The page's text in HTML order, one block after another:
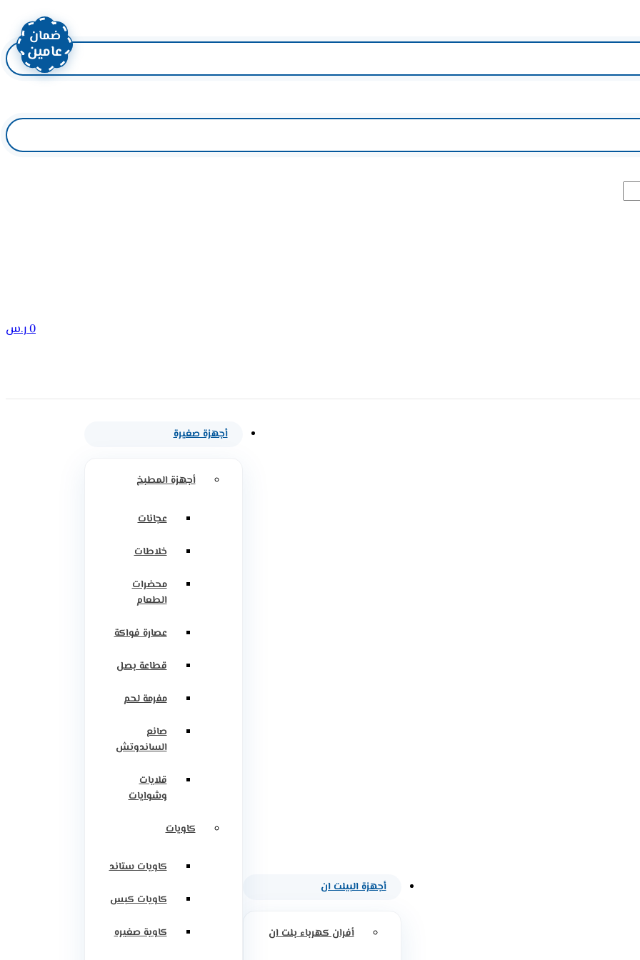
0ر.س
أجهزة البيلت ان
أفران كهرباء بلت ان
أجهزة صغيرة
أجهزة المطبخ
عجانات
خلاطات
محضرات
الطعام
عصارة فواكة
قطاعة بصل
مفرمة لحم
صانع
الساندوتش
قلايات
وشوايات
كاويات
كاويات ستاند
كاويات كبس
كاوية صغيره
ضمان
عامين